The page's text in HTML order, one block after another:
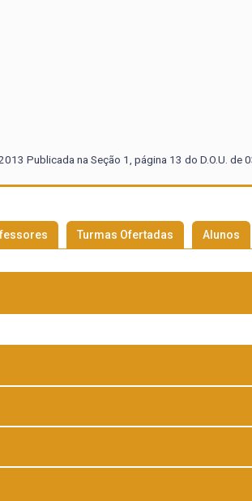
Publicada na Seção 1, página 13 do D.O.U. de
Turmas Ofertadas Alunos